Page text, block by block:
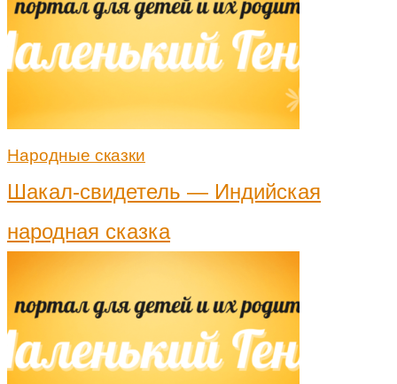
Народные сказки
Шакал-свидетель — Индийская
народная сказка